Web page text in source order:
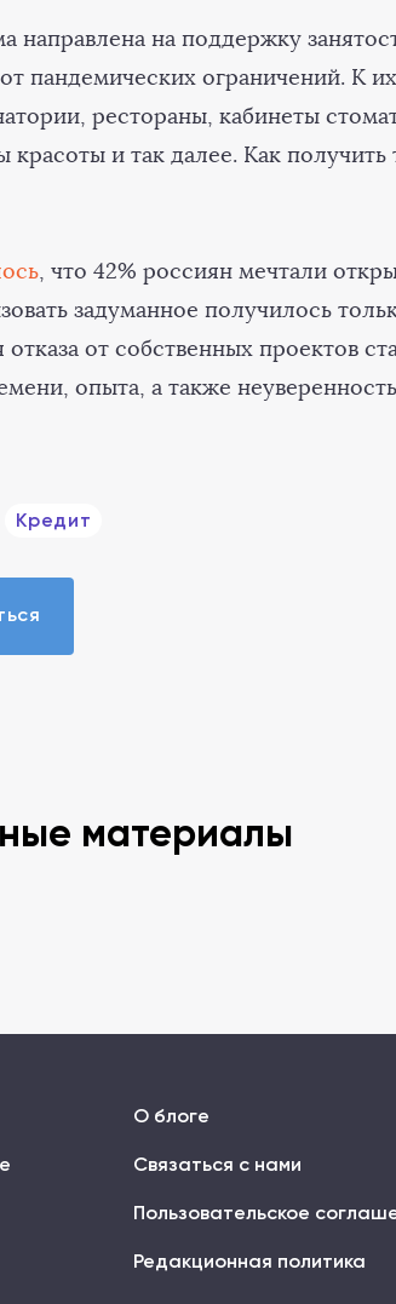
направлена на поддержку
пандемических ограничений. К
рестораны, кабинеты
красоты и так далее. Как
, что 42% россиян мечтали
задуманное получилось
от собственных проектов
опыта, а также
Кредит
материалы
О блоге
Связаться с нами
Пользовательское
Редакционная политика